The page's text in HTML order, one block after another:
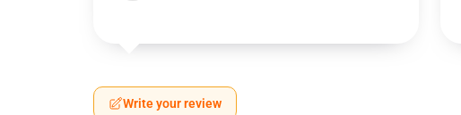
Write your review